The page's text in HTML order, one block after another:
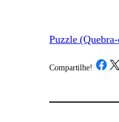
Puzzle
Compartilhe! /Share onShare on X